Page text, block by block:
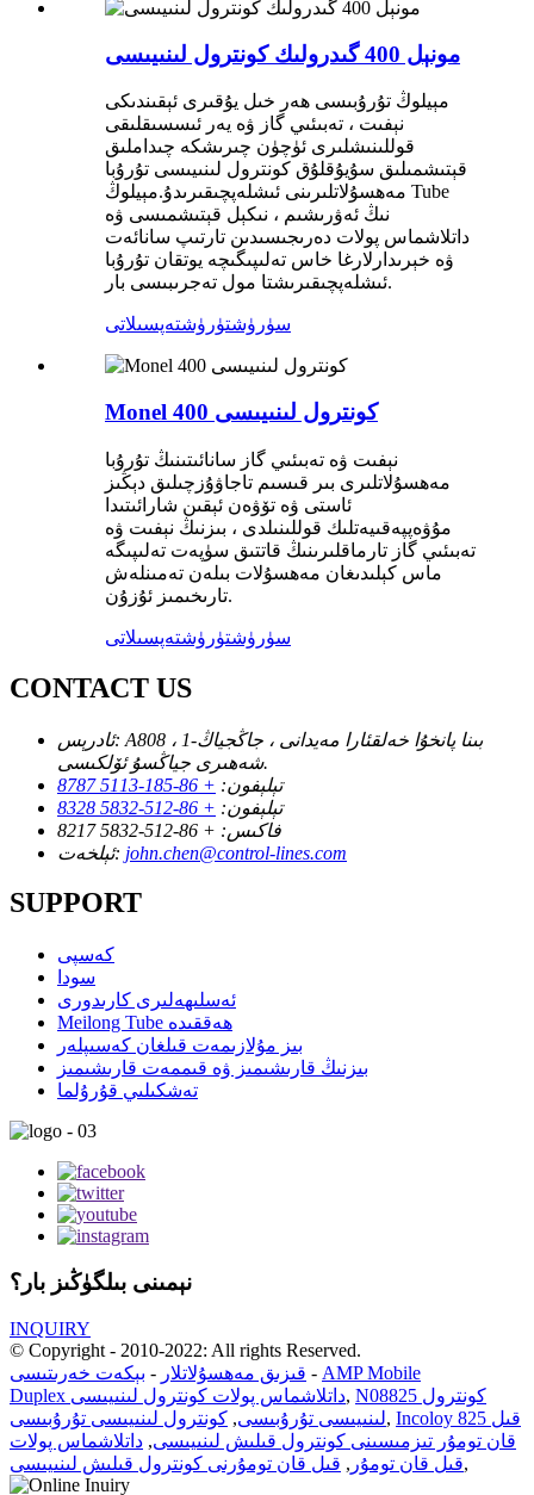
مونېل 400 گىدرولىك كونترول لىنىيىسى
مېيلوڭ تۇرۇبىسى ھەر خىل يۇقىرى ئېقىندىكى
نېفىت ، تەبىئىي گاز ۋە يەر ئىسسىقلىقى
قوللىنىشلىرى ئۈچۈن چىرىشكە چىداملىق
قېتىشمىلىق سۇيۇقلۇق كونترول لىنىيىسى تۇرۇبا
مەھسۇلاتلىرىنى ئىشلەپچىقىرىدۇ.مېيلوڭ Tube
نىڭ ئەۋرىشىم ، نىكېل قېتىشمىسى ۋە
داتلاشماس پولات دەرىجىسىدىن تارتىپ سانائەت
ۋە خېرىدارلارغا خاس تەلىپىگىچە يوتقان تۇرۇبا
ئىشلەپچىقىرىشتا مول تەجرىبىسى بار.
سۈرۈشتۈرۈشتەپسىلاتى
Monel 400 كونترول لىنىيىسى
نېفىت ۋە تەبىئىي گاز سانائىتىنىڭ تۇرۇبا
مەھسۇلاتلىرى بىر قىسىم تاجاۋۇزچىلىق دېڭىز
ئاستى ۋە تۆۋەن ئېقىن شارائىتىدا
مۇۋەپپەقىيەتلىك قوللىنىلدى ، بىزنىڭ نېفىت ۋە
تەبىئىي گاز تارماقلىرىنىڭ قاتتىق سۈپەت تەلىپىگە
ماس كېلىدىغان مەھسۇلات بىلەن تەمىنلەش
تارىخىمىز ئۇزۇن.
سۈرۈشتۈرۈشتەپسىلاتى
CONTACT US
ئادرېس: A808 ، 1-بىنا پانخۇا خەلقئارا مەيدانى ، جاڭجياڭ
شەھىرى جياڭسۇ ئۆلكىسى.
تېلېفون: + 86-185-5113 8787
تېلېفون: + 86-512-5832 8328
فاكىس: + 86-512-5832 8217
ئېلخەت: john.chen@control-lines.com
SUPPORT
كەسپى
سودا
ئەسلىھەلىرى كارىدورى
Meilong Tube ھەققىدە
بىز مۇلازىمەت قىلغان كەسىپلەر
بىزنىڭ قارىشىمىز ۋە قىممەت قارىشىمىز
تەشكىلىي قۇرۇلما
نېمىنى بىلگۈڭىز بار؟
INQUIRY
© Copyright - 2010-2022: All rights Reserved.
قىزىق مەھسۇلاتلار - بېكەت خەرىتىسى - AMP Mobile
Duplex داتلاشماس پولات كونترول لىنىيىسى, N08825 كونترول
لىنىيىسى تۇرۇبىسى, كونترول لىنىيىسى تۇرۇبىسى , Incoloy 825 قىل
قان تومۇر تىزمىسىنى كونترول قىلىش لىنىيىسى, داتلاشماس پولات
قىل قان تومۇر , قىل قان تومۇرنى كونترول قىلىش لىنىيىسى ,